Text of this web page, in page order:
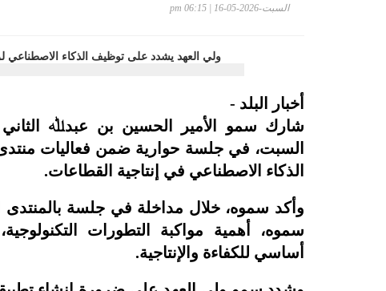
السبت-2026-05-16 | 06:15 pm
أخبار البلد -
شارك سمو الأمير الحسين بن عبدﷲ
الذكاء الاصطناعي في إنتاجية القطاعات.
وأكد سموه، خلال مداخلة في جلسة
سموه، أهمية مواكبة التطورات
أساسي للكفاءة والإنتاجية.